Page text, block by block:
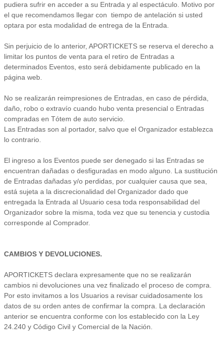
pudiera sufrir en acceder a su Entrada y al espectáculo. Motivo por
el que recomendamos llegar con tiempo de antelación si usted
optara por esta modalidad de entrega de la Entrada.
Sin perjuicio de lo anterior, APORTICKETS se reserva el derecho a
limitar los puntos de venta para el retiro de Entradas a
determinados Eventos, esto será debidamente publicado en la
página web.
No se realizarán reimpresiones de Entradas, en caso de pérdida,
daño, robo o extravío cuando hubo venta presencial o Entradas
compradas en Tótem de auto servicio.
Las Entradas son al portador, salvo que el Organizador establezca
lo contrario.
El ingreso a los Eventos puede ser denegado si las Entradas se
encuentran dañadas o desfiguradas en modo alguno. La sustitución
de Entradas dañadas y/o perdidas, por cualquier causa que sea,
está sujeta a la discrecionalidad del Organizador dado que
entregada la Entrada al Usuario cesa toda responsabilidad del
Organizador sobre la misma, toda vez que su tenencia y custodia
corresponde al Comprador.
CAMBIOS Y DEVOLUCIONES.
APORTICKETS declara expresamente que no se realizarán
cambios ni devoluciones una vez finalizado el proceso de compra.
Por esto invitamos a los Usuarios a revisar cuidadosamente los
datos de su orden antes de confirmar la compra. La declaración
anterior se encuentra conforme con los establecido con la Ley
24.240 y Código Civil y Comercial de la Nación.